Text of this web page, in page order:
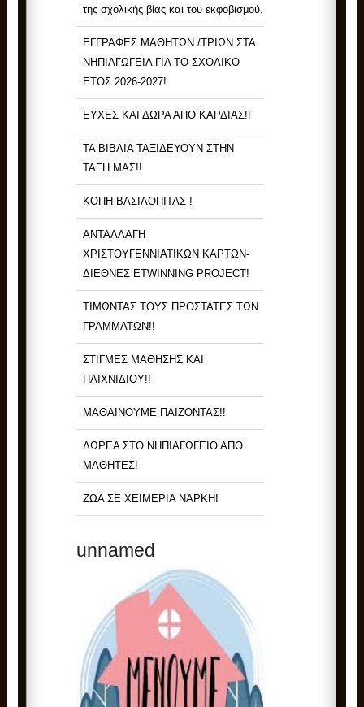
της σχολικής βίας και του εκφοβισμού.
ΕΓΓΡΑΦΕΣ ΜΑΘΗΤΩΝ /ΤΡΙΩΝ ΣΤΑ
ΝΗΠΙΑΓΩΓΕΙΑ ΓΙΑ ΤΟ ΣΧΟΛΙΚΟ
ΕΤΟΣ 2026-2027!
ΕΥΧΕΣ ΚΑΙ ΔΩΡΑ ΑΠΟ ΚΑΡΔΙΑΣ!!
ΤΑ ΒΙΒΛΙΑ ΤΑΞΙΔΕΥΟΥΝ ΣΤΗΝ
ΤΑΞΗ ΜΑΣ!!
ΚΟΠΗ ΒΑΣΙΛΟΠΙΤΑΣ !
ΑΝΤΑΛΛΑΓΗ
ΧΡΙΣΤΟΥΓΕΝΝΙΑΤΙΚΩΝ ΚΑΡΤΩΝ-
ΔΙΕΘΝΕΣ ETWINNING PROJECT!
ΤΙΜΩΝΤΑΣ ΤΟΥΣ ΠΡΟΣΤΑΤΕΣ ΤΩΝ
ΓΡΑΜΜΑΤΩΝ!!
ΣΤΙΓΜΕΣ ΜΑΘΗΣΗΣ ΚΑΙ
ΠΑΙΧΝΙΔΙΟΥ!!
ΜΑΘΑΙΝΟΥΜΕ ΠΑΙΖΟΝΤΑΣ!!
ΔΩΡΕΑ ΣΤΟ ΝΗΠΙΑΓΩΓΕΙΟ ΑΠΟ
ΜΑΘΗΤΕΣ!
ΖΩΑ ΣΕ ΧΕΙΜΕΡΙΑ ΝΑΡΚΗ!
unnamed